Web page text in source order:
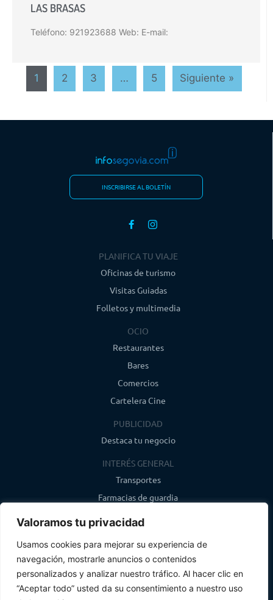
Valoramos tu privacidad
Usamos cookies para mejorar su experiencia de
navegación, mostrarle anuncios o contenidos
personalizados y analizar nuestro tráfico. Al hacer clic en
“Aceptar todo” usted da su consentimiento a nuestro uso
LAS BRASAS
Teléfono: 921923688 Web: E-mail:
1 2 3 … 5 Siguiente »
INSCRIBIRSE AL BOLETÍN
PLANIFICA TU VIAJE
Oficinas de turismo
Visitas Guiadas
Folletos y multimedia
OCIO
Restaurantes
Bares
Comercios
Cartelera Cine
PUBLICIDAD
Destaca tu negocio
INTERÉS GENERAL
Transportes
Farmacias de guardia
CONTACTO
info@infosegovia.com